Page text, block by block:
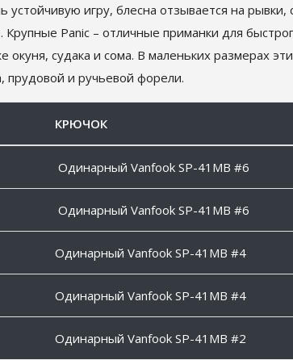
игру, блесна отзывается на
Крупные Panic – отличные приманки для
судака и сома. В маленьких размерах
прудовой и ручьевой форели.
КРЮЧОК
Одинарный Vanfook SP-41MB #6
Одинарный Vanfook SP-41MB #6
Одинарный Vanfook SP-41MB #4
Одинарный Vanfook SP-41MB #4
Одинарный Vanfook SP-41MB #2